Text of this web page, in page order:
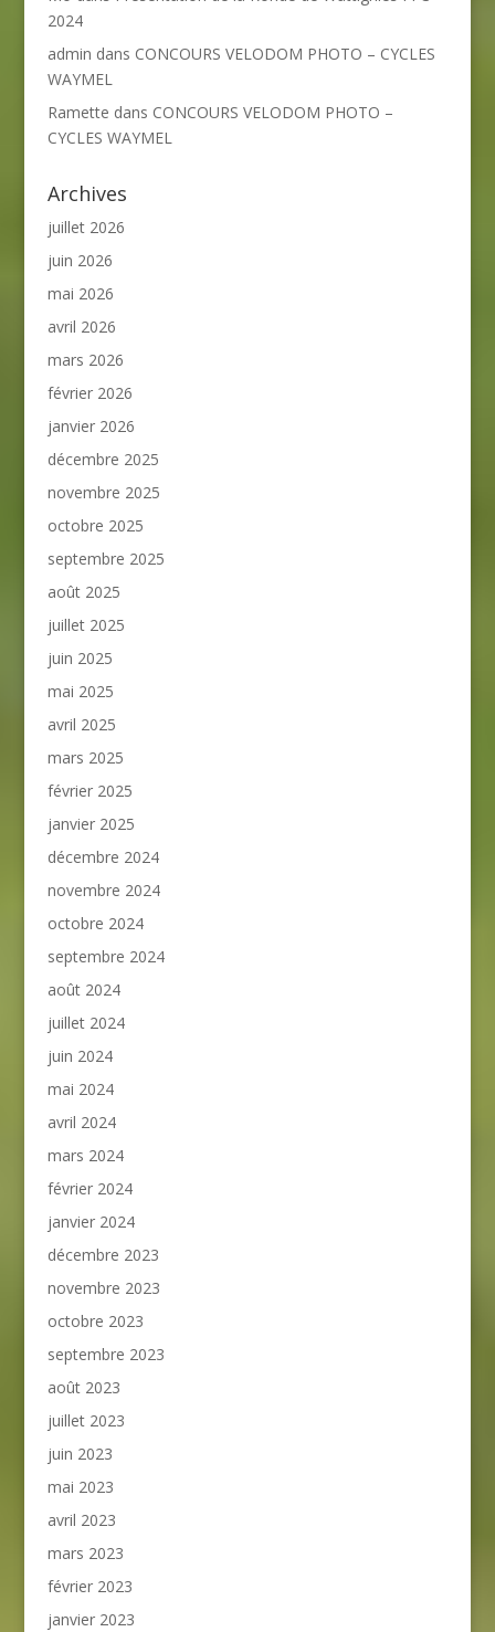
2024
admin dans CONCOURS VELODOM PHOTO – CYCLES
WAYMEL
Ramette dans CONCOURS VELODOM PHOTO –
CYCLES WAYMEL
Archives
juillet 2026
juin 2026
mai 2026
avril 2026
mars 2026
février 2026
janvier 2026
décembre 2025
novembre 2025
octobre 2025
septembre 2025
août 2025
juillet 2025
juin 2025
mai 2025
avril 2025
mars 2025
février 2025
janvier 2025
décembre 2024
novembre 2024
octobre 2024
septembre 2024
août 2024
juillet 2024
juin 2024
mai 2024
avril 2024
mars 2024
février 2024
janvier 2024
décembre 2023
novembre 2023
octobre 2023
septembre 2023
août 2023
juillet 2023
juin 2023
mai 2023
avril 2023
mars 2023
février 2023
janvier 2023